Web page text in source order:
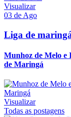
Visualizar
03 de Ago
Liga de
Munhoz de Melo e
de Maringá
Visualizar
Todas as postagens